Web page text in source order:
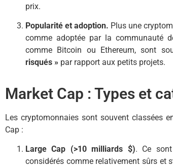
prix.
Popularité et adoption. Plus une
comme adoptée par la communauté
comme Bitcoin ou Ethereum, sont
risqués » par rapport aux petits projets.
Market Cap : Types et
Les cryptomonnaies sont souvent classées
Cap :
Large Cap (>10 milliards $). Ce
considérés comme relativement sûrs et